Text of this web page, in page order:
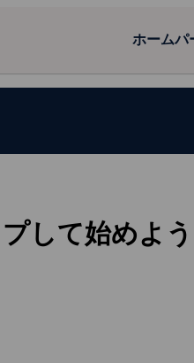
ホームパ
して始めよう